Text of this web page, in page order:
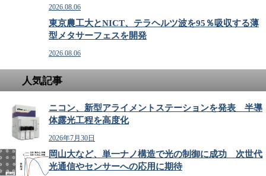
2026.08.06
東京農工大とNICT、テラヘルツ波を95％吸収する薄
型メタサーフェスを開発
2026.08.06
人気記事
ニコン、新型アライメントステーションを発表 半導
体露光工程を高度化
2026年7月30日
岡山大など、単一ナノ構造で光の制御に成功 次世代
光通信やセンサーへの応用に期待